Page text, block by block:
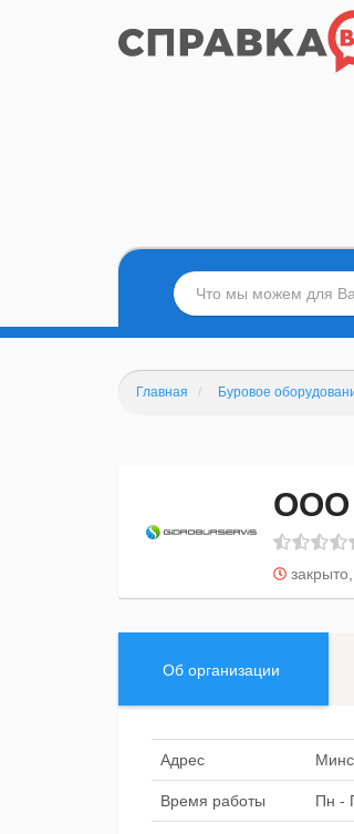
Главная Буровое
ООО
Об организации
Адрес
Время работы Пн -